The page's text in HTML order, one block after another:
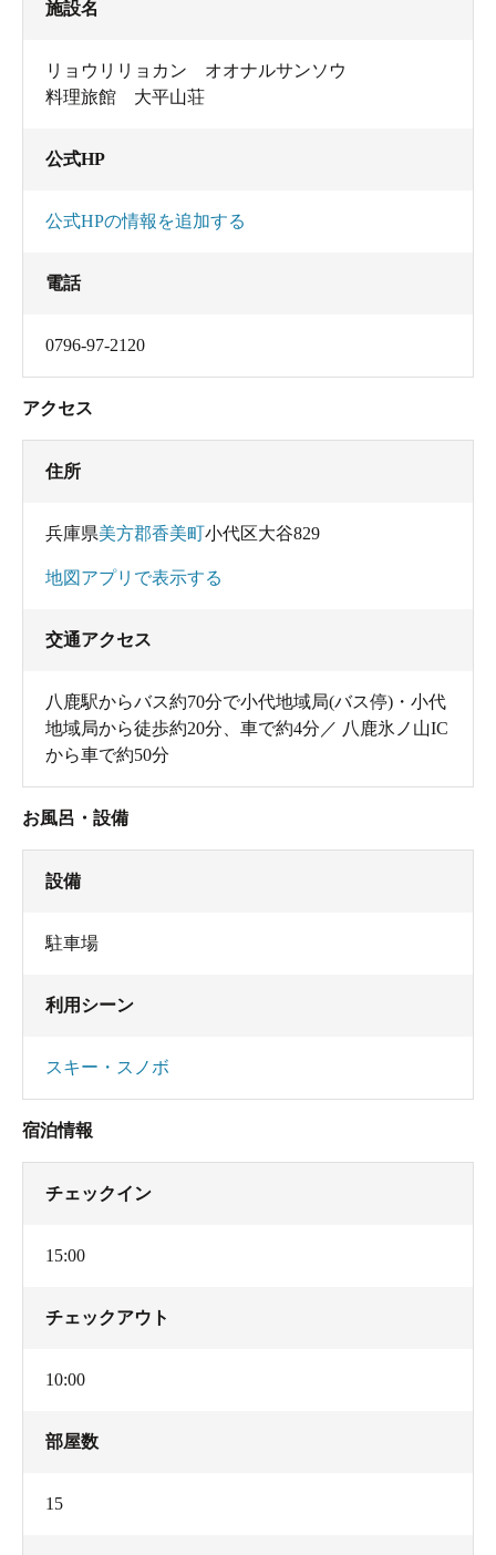
施設名
リョウリリョカン オオナルサンソウ
料理旅館 大平山荘
公式HP
公式HPの情報を追加する
電話
0796-97-2120
アクセス
住所
兵庫県美方郡香美町小代区大谷829
地図アプリで表示する
交通アクセス
八鹿駅からバス約70分で小代地域局(バス停)・小代
地域局から徒歩約20分、車で約4分／ 八鹿氷ノ山IC
から車で約50分
お風呂・設備
設備
駐車場
利用シーン
スキー・スノボ
宿泊情報
チェックイン
15:00
チェックアウト
10:00
部屋数
15